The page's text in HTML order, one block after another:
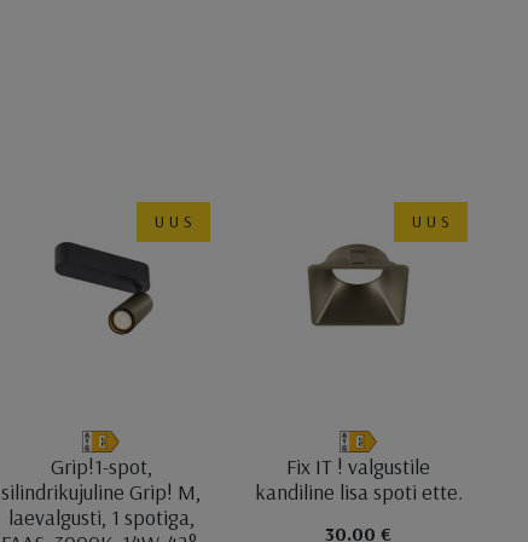
UUS
Grip!1-spot,
silindrikujuline Grip! M,
laevalgusti, 1 spotiga,
UUS
Fix IT ! valgustile
kandiline lisa spoti ette.
30.00 €